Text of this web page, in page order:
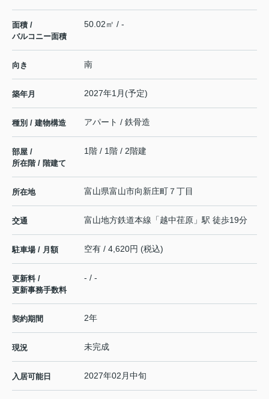
面積 /
バルコニー面積
50.02㎡ / -
向き 南
築年月 2027年1月(予定)
種別 / 建物構造 アパート / 鉄骨造
部屋 /
所在階 / 階建て
1階 / 1階 / 2階建
所在地 富山県富山市向新庄町 ７丁目
交通 富山地方鉄道本線 「越中荏原 」駅 徒歩19分
駐車場 / 月額 空有 / 4,620円 (税込)
更新料 /
更新事務手数料
- / -
契約期間 2年
現況 未完成
入居可能日 2027年02月中旬